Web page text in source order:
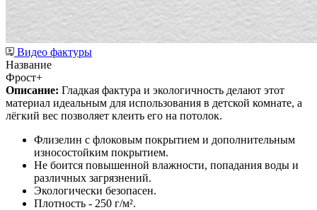
Видео фактуры
Название
Фрост+
Описание: Гладкая фактура и экологичность делают этот
материал идеальным для использования в детской комнате, а
лёгкий вес позволяет клеить его на потолок.
Флизелин с флоковым покрытием и дополнительным
износостойким покрытием.
Не боится повышенной влажности, попадания воды и
различных загрязнений.
Экологически безопасен.
Плотность - 250 г/м².